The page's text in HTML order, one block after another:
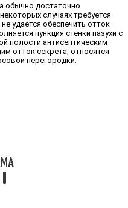
обычно достаточно
случаях требуется
удается обеспечить отток
пункция стенки пазухи с
полости антисептическим
отток секрета, относятся
перегородки.